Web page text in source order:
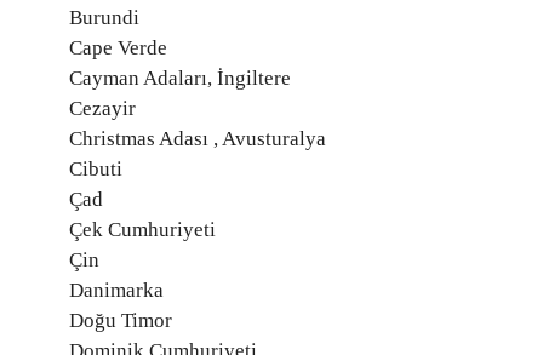
Burundi
Cape Verde
Cayman Adaları, İngiltere
Cezayir
Christmas Adası , Avusturalya
Cibuti
Çad
Çek Cumhuriyeti
Çin
Danimarka
Doğu Timor
Dominik Cumhuriyeti